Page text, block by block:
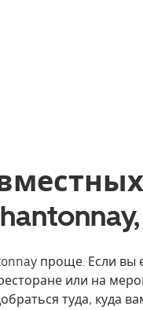
проще. Если вы
или на
туда, куда